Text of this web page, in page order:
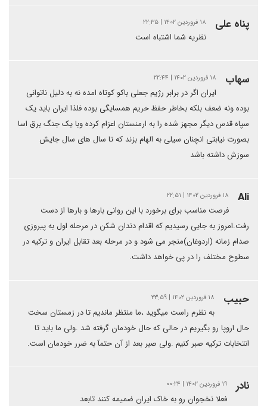
پناه علی ۱۸ فروردین ۱۴۰۲ | ۲۲:۳۵
نظریه شما اشتباه است
سهاب ۱۸ فروردین ۱۴۰۲ | ۲۲:۴۴
ایران اگر در برابر رژیم جعلی باکو کوتاه امده نه به دلیل ناتوانی
بوده ونه ضعف بلکه بخاطر حفظ حریم همسایگی بوده فلذا ایران باید یک
سپاه قدس دیگر مجهز شده را به ارمنستان اعزام کرده وبا یک جنگ برق اسا
بصورت نیابتی انچنان سیلی به الهام بزند که تا سال های سال جایش
سوزش داشته باشد
Ali ۱۸ فروردین ۱۴۰۲ | ۲۲:۵۱
فرصت مناسب برای برخورد با این روانی بار‌ها و بار‌ها از دست
رفت.امروز به جایی رسیدیم که اقدام دندان شکن در مرحله اول به پیروزی
صدام زمانه (اردوغان)منجر می شود و در مرحله بعد تقابل ایران و ترکیه در
سطوح مختلف را در پی خواهد داشت.
حبیب ۱۸ فروردین ۱۴۰۲ | ۲۳:۵۹
به نظرم راست میگوید ،ما منتظر ماندیم تا در زمستان سخت
حال اروپا رو بگیریم در حالی که حال خودمان گرفته شد .ولی ما باید تا
انتخابات ترکیه صبر کنیم .ولی صبر بعد از آن حتمآ به ضرر خودمان است.
نادر ۱۹ فروردین ۱۴۰۲ | ۰۰:۲۴
فعلا نخجوان رو به خاک ایران ضمیمه کنند تابعد